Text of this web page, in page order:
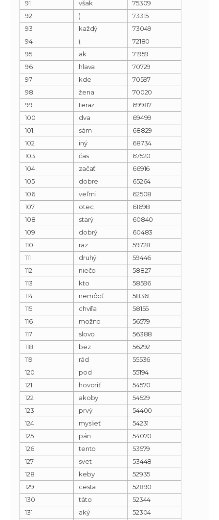
91 však
75309
92
)
73315
93
každý
73049
94
(
72180
95
ak
71959
96
hlava
70729
97
kde
70597
98
žena
70020
99
teraz
69987
100
dva
69499
101
sám
68829
102
iný
68734
103
čas
67520
104
začať
66916
105
dobre
65264
106
veľmi
62508
107
otec
61698
108
starý
60840
109
dobrý
60483
110
raz
59728
111
druhý
59446
112
niečo
58827
113
kto
58596
114
nemôcť
58361
115
chvíľa
58155
116
možno
56579
117
slovo
56388
118
bez
56292
119
rád
55536
120
pod
55194
121
hovoriť
54570
122
akoby
54529
123
prvý
54400
124
myslieť
54231
125
pán
54070
126
tento
53579
127
svet
53448
128
keby
52935
129
cesta
52890
130
táto
52344
131
aký
52304